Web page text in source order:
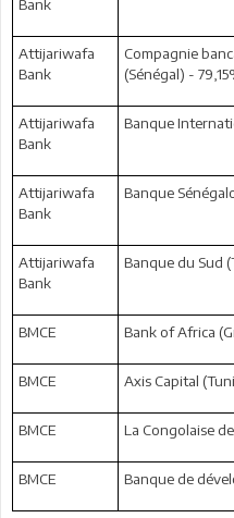
Bank
Attijariwafa
Bank
Compagnie
(Sénégal) -
Attijariwafa
Bank
Banque
Attijariwafa
Bank
Banque
Attijariwafa
Bank
Banque du Sud
BMCE Bank of Africa
BMCE Axis Capital
BMCE La Congolaise
BMCE Banque de